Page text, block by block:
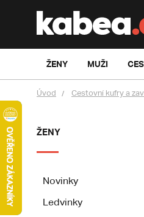
ŽENY MUŽI
Úvod Cestovní kufry a
ŽENY
Novinky
Ledvinky